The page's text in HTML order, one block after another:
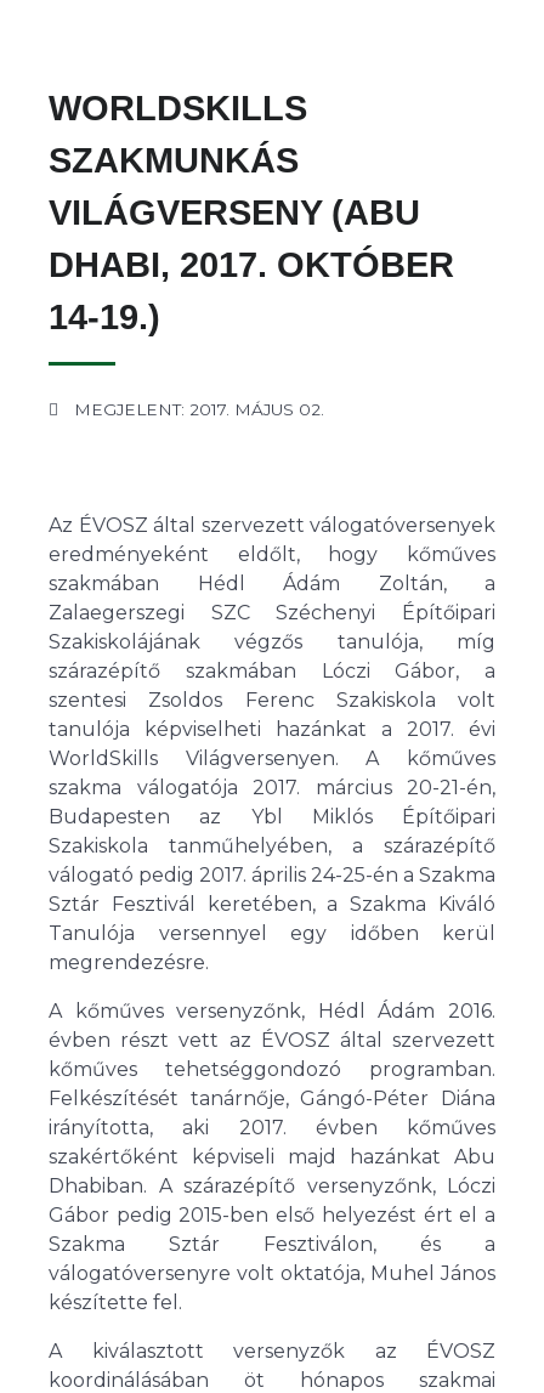
WORLDSKILLS
SZAKMUNKÁS
VILÁGVERSENY (ABU
DHABI, 2017. OKTÓBER
14-19.)
MEGJELENT: 2017. MÁJUS 02.
Az ÉVOSZ által szervezett válogatóversenyek
eredményeként eldőlt, hogy kőműves
szakmában Hédl Ádám Zoltán, a
Zalaegerszegi SZC Széchenyi Építőipari
Szakiskolájának végzős tanulója, míg
szárazépítő szakmában Lóczi Gábor, a
szentesi Zsoldos Ferenc Szakiskola volt
tanulója képviselheti hazánkat a 2017. évi
WorldSkills Világversenyen. A kőműves
szakma válogatója 2017. március 20-21-én,
Budapesten az Ybl Miklós Építőipari
Szakiskola tanműhelyében, a szárazépítő
válogató pedig 2017. április 24-25-én a Szakma
Sztár Fesztivál keretében, a Szakma Kiváló
Tanulója versennyel egy időben kerül
megrendezésre.
A kőműves versenyzőnk, Hédl Ádám 2016.
évben részt vett az ÉVOSZ által szervezett
kőműves tehetséggondozó programban.
Felkészítését tanárnője, Gángó-Péter Diána
irányította, aki 2017. évben kőműves
szakértőként képviseli majd hazánkat Abu
Dhabiban. A szárazépítő versenyzőnk, Lóczi
Gábor pedig 2015-ben első helyezést ért el a
Szakma Sztár Fesztiválon, és a
válogatóversenyre volt oktatója, Muhel János
készítette fel.
A kiválasztott versenyzők az ÉVOSZ
koordinálásában öt hónapos szakmai